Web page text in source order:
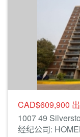
CAD$609,900
1007 49
经纪公司: